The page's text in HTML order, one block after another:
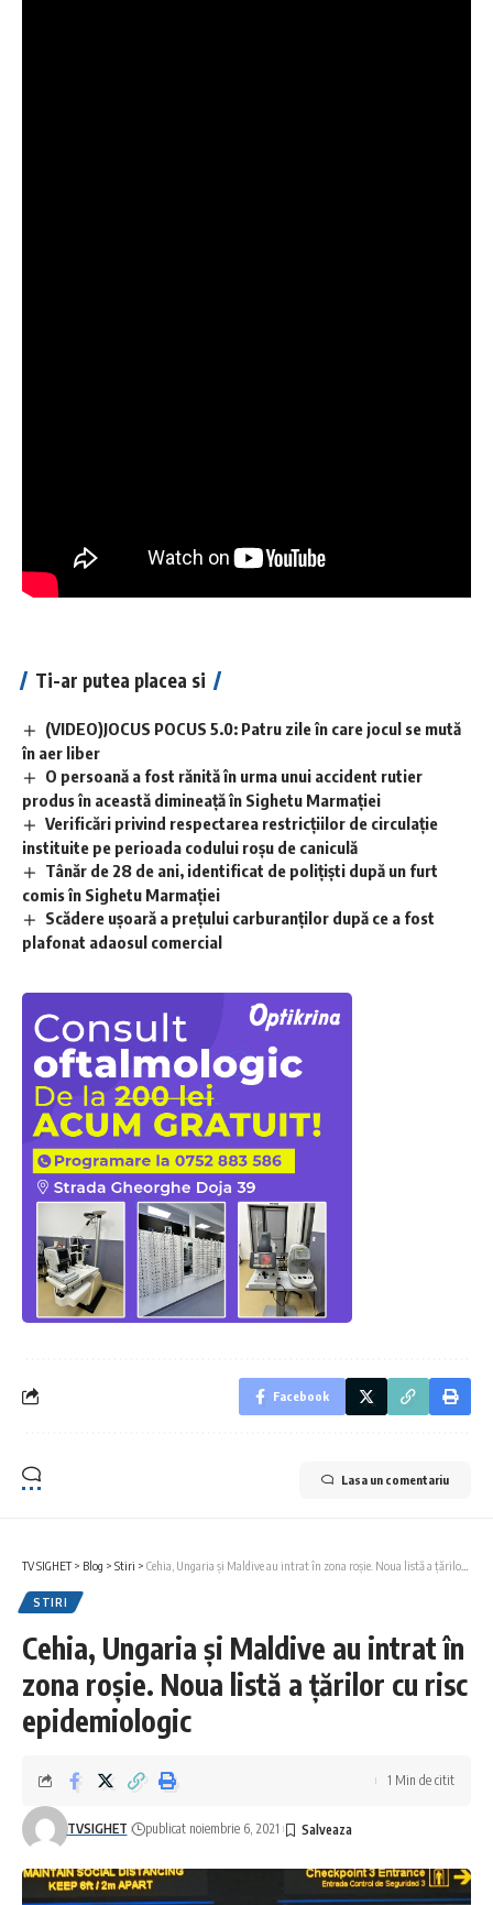
Ti-ar putea placea si
(VIDEO)JOCUS POCUS 5.0: Patru zile în care jocul se mută
în aer liber
O persoană a fost rănită în urma unui accident rutier
produs în această dimineață în Sighetu Marmației
Verificări privind respectarea restricțiilor de circulație
instituite pe perioada codului roșu de caniculă
Tânăr de 28 de ani, identificat de polițiști după un furt
comis în Sighetu Marmației
Scădere ușoară a prețului carburanților după ce a fost
plafonat adaosul comercial
Facebook
Lasa un comentariu
TV SIGHET> Blog > Stiri > Cehia, Ungaria și Maldive au intrat în zona roșie. Noua listă a țărilor cu risc epidemiologic
STIRI
Cehia, Ungaria și Maldive au intrat în
zona roșie. Noua listă a țărilor cu risc
epidemiologic
TVSIGHET publicat noiembrie 6, 2021
1 Min de citit